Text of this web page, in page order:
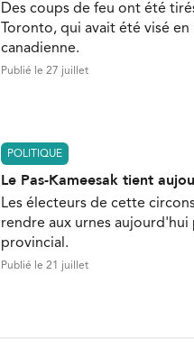
Des coups de feu ont été
Toronto, qui avait été visé en
canadienne.
Publié le 27 juillet
POLITIQUE
Le Pas-Kameesak tient
Les électeurs de cette
rendre aux urnes
provincial.
Publié le 21 juillet